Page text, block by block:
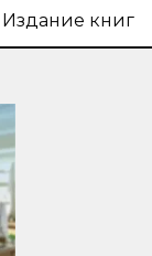
Издание книг